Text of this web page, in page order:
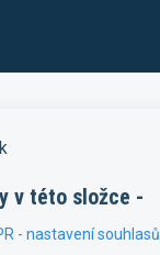
v této složce -
- nastavení souhlasů